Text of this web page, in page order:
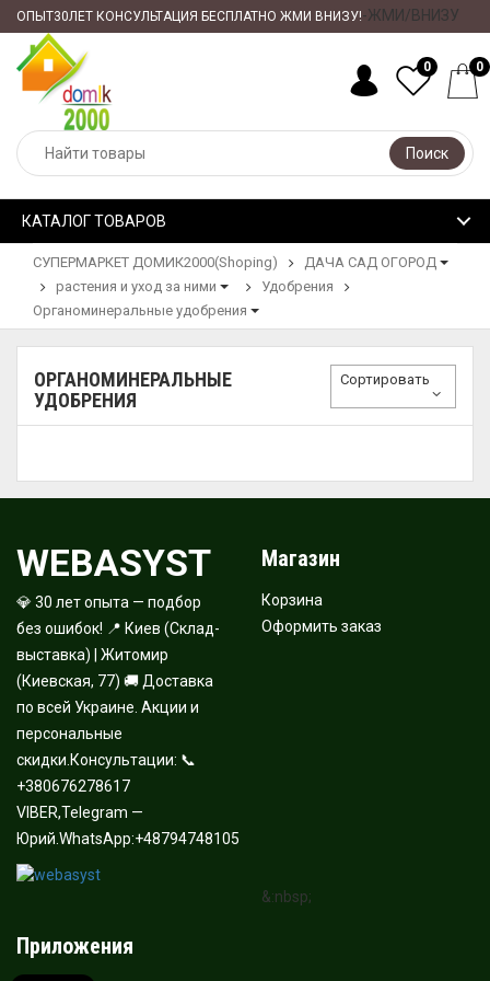
ОПЫТ30ЛЕТ КОНСУЛЬТАЦИЯ БЕСПЛАТНО ЖМИ ВНИЗУ!-ЖМИ/ВНИЗУ
Поиск
0 0
КАТАЛОГ ТОВАРОВ
СУПЕРМАРКЕТ ДОМИК2000(Shoping)
ДАЧА САД ОГОРОД
растения и уход за ними
Удобрения
Органоминеральные удобрения
ОРГАНОМИНЕРАЛЬНЫЕ
УДОБРЕНИЯ
Сортировать
WEBASYST
💎 30 лет опыта — подбор
без ошибок! 📍 Киев (Склад-
выставка) | Житомир
(Киевская, 77) 🚚 Доставка
по всей Украине. Акции и
персональные
скидки.Консультации: 📞
+380676278617
VIBER,Telegram —
Юрий.WhatsApp:+48794748105
Магазин
Корзина
Оформить заказ
Приложения
&:nbsp;